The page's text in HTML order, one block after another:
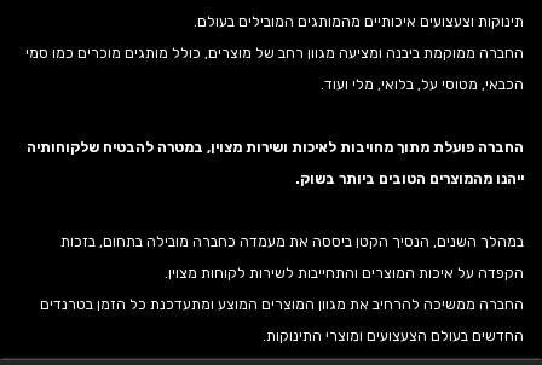
תינוקות וצעצועים איכותיים מהמותגים המובילים בעולם.
החברה ממוקמת ביבנה ומציעה מגוון רחב של מוצרים, כולל מותגים מוכרים כמו סמי
הכבאי, מטוסי על, בלואי, מלי ועוד.
החברה פועלת מתוך מחויבות לאיכות ושירות מצוין, במטרה להבטיח שלקוחותיה
ייהנו מהמוצרים הטובים ביותר בשוק.
במהלך השנים, הנסיך הקטן ביססה את מעמדה כחברה מובילה בתחום, בזכות
הקפדה על איכות המוצרים והתחייבות לשירות לקוחות מצוין.
החברה ממשיכה להרחיב את מגוון המוצרים המוצע ומתעדכנת כל הזמן בטרנדים
החדשים בעולם הצעצועים ומוצרי התינוקות.